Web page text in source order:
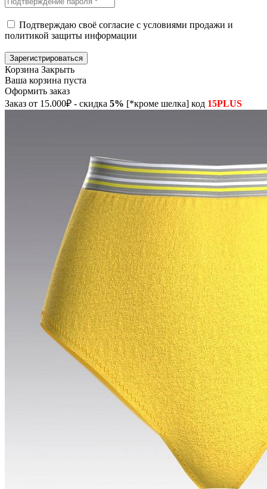
Подтверждаю своё согласие с условиями продажи и
политикой защиты информации
Зарегистрироваться
Корзина Закрыть
Ваша корзина пуста
Оформить заказ
Заказ от 15.000₽ - скидка 5% [*кроме шелка] код 15PLUS